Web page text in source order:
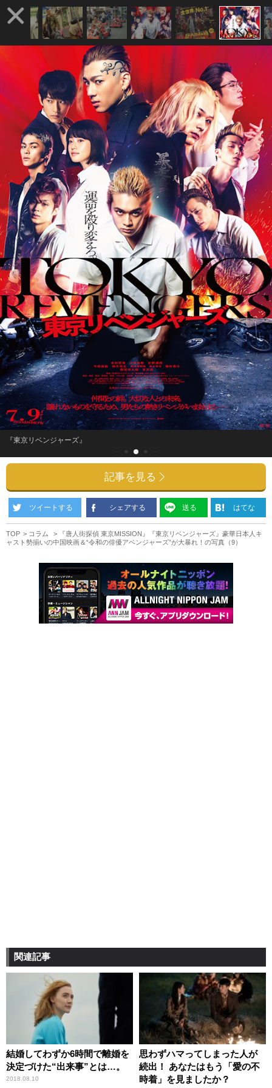
『東京リベンジャーズ』
記事を見る
ツイートする シェアする 送る はてな
TOP コラム
『唐人街探偵 東京MISSION』『東京リベンジャーズ』豪華日本人キ
ャスト勢揃いの中国映画＆“令和の俳優アベンジャーズ”が大暴れ！の写真（9）
関連記事
結婚してわずか6時間で離婚を
決定づけた“出来事”とは…。
2018.08.10
思わずハマってしまった人が
続出！ あなたはもう「愛の不
時着」を見ましたか？